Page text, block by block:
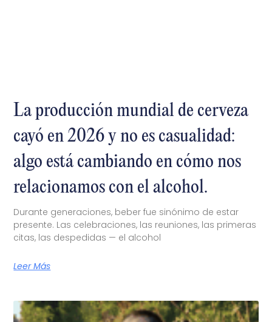
La producción mundial de cerveza
cayó en 2026 y no es casualidad:
algo está cambiando en cómo nos
relacionamos con el alcohol.
Durante generaciones, beber fue sinónimo de estar
presente. Las celebraciones, las reuniones, las primeras
citas, las despedidas — el alcohol
Leer Más